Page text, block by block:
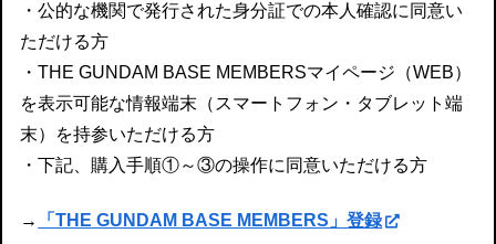
・公的な機関で発行された身分証での本人確認に同意い
ただける方
・THE GUNDAM BASE MEMBERSマイページ（WEB）
を表示可能な情報端末（スマートフォン・タブレット端
末）を持参いただける方
・下記、購入手順①～③の操作に同意いただける方
→ 「THE GUNDAM BASE MEMBERS」登録